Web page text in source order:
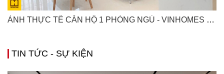
ẢNH THỰC TẾ CĂN HỘ 1 PHÒNG NGỦ - VINHOMES D'CAPITALE
TIN TỨC - SỰ KIỆN